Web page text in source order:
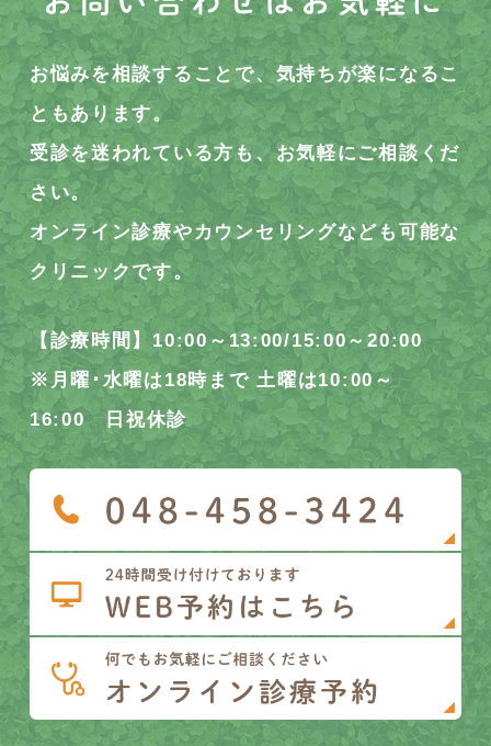
お悩みを相談することで、気持ちが楽になるこ
ともあります。
受診を迷われている方も、お気軽にご相談くだ
さい。
オンライン診療やカウンセリングなども可能な
クリニックです。
【診療時間】10:00～13:00/15:00～20:00
※月曜･水曜は18時まで 土曜は10:00～
16:00 日祝休診